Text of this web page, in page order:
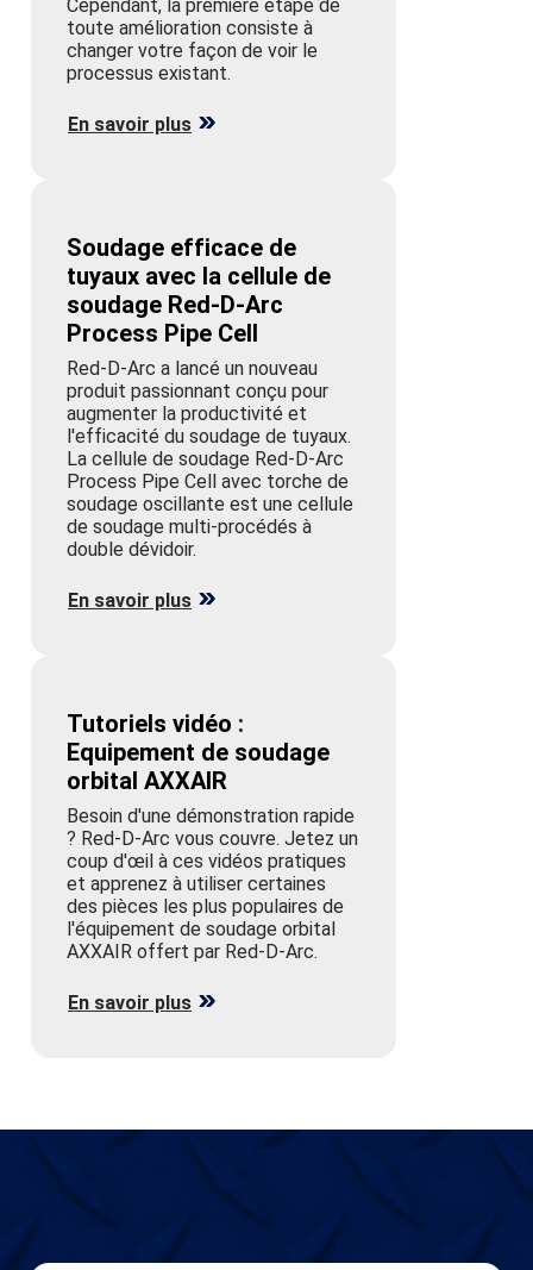
Soudage efficace de
tuyaux avec la cellule de
produit passionnant conçu pour
augmenter la productivité et
l'efficacité du soudage de tuyaux.
La cellule de soudage Red-D-Arc
Process Pipe Cell avec torche de
soudage oscillante est une cellule
de soudage multi-procédés à
double dévidoir.
En savoir plus
Tutoriels vidéo :
Equipement de soudage
coup d'œil à ces vidéos pratiques
et apprenez à utiliser certaines
des pièces les plus populaires de
l'équipement de soudage orbital
AXXAIR offert par Red-D-Arc.
En savoir plus
Location